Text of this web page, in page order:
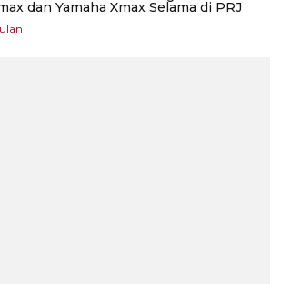
dan Yamaha Xmax Selama di PRJ